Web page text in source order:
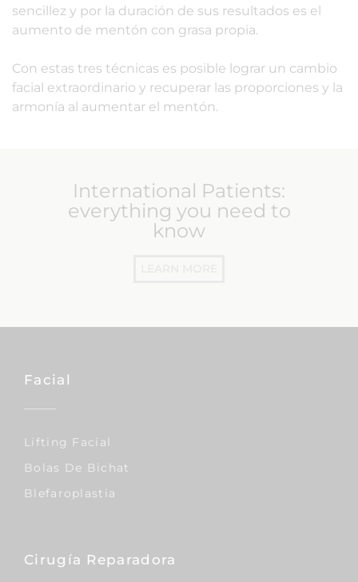
sencillez y por la duración de sus resultados es el
aumento de mentón con grasa propia.
Con estas tres técnicas es posible lograr un cambio
facial extraordinario y recuperar las proporciones y la
armonía al aumentar el mentón.
International Patients:
everything you need to
know
Facial
Lifting Facial
Bolas De Bichat
Blefaroplastia
Cirugía Reparadora